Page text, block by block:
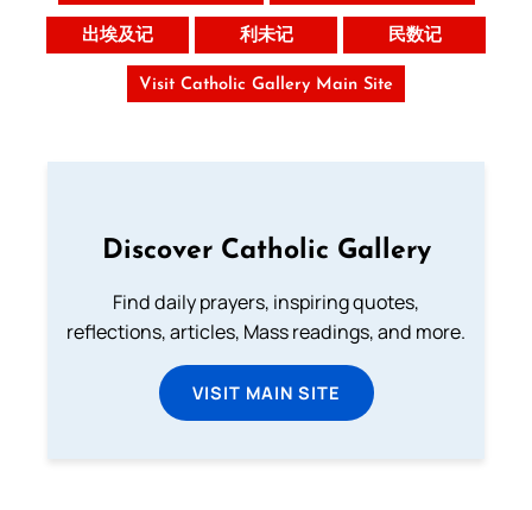
出埃及记 利未记 民数记
Visit Catholic Gallery Main Site
Discover Catholic Gallery
Find daily prayers, inspiring quotes,
reflections, articles, Mass readings, and more.
VISIT MAIN SITE